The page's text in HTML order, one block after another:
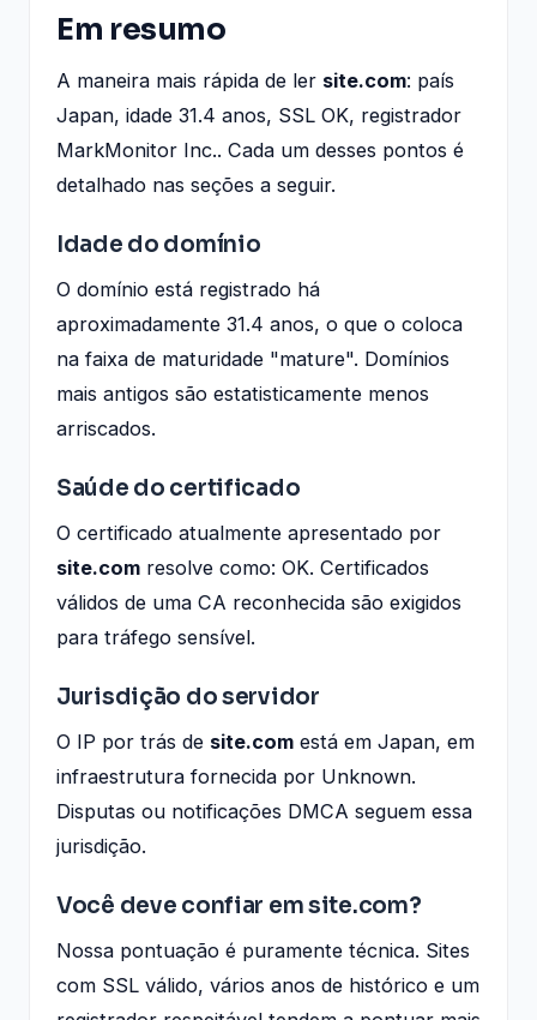
Em resumo
A maneira mais rápida de ler site.com: país
Japan, idade 31.4 anos, SSL OK, registrador
MarkMonitor Inc.. Cada um desses pontos é
detalhado nas seções a seguir.
Idade do domínio
O domínio está registrado há
aproximadamente 31.4 anos, o que o coloca
na faixa de maturidade "mature". Domínios
mais antigos são estatisticamente menos
arriscados.
Saúde do certificado
O certificado atualmente apresentado por
site.com resolve como: OK. Certificados
válidos de uma CA reconhecida são exigidos
para tráfego sensível.
Jurisdição do servidor
O IP por trás de site.com está em Japan, em
infraestrutura fornecida por Unknown.
Disputas ou notificações DMCA seguem essa
jurisdição.
Você deve confiar em site.com?
Nossa pontuação é puramente técnica. Sites
com SSL válido, vários anos de histórico e um